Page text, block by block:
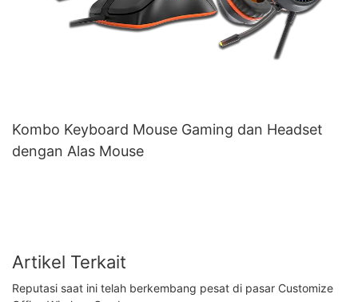
Kombo Keyboard Mouse Gaming dan Headset
dengan Alas Mouse
Artikel Terkait
Reputasi saat ini telah berkembang pesat di pasar Customize